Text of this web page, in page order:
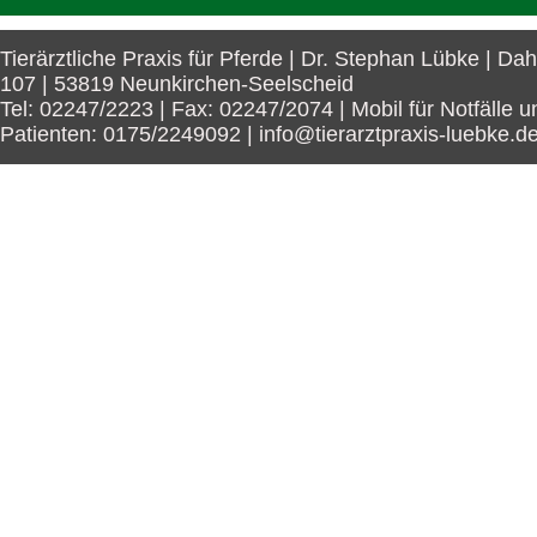
Tierärztliche Praxis für Pferde | Dr. Stephan Lübke |
107 | 53819 Neunkirchen-Seelscheid
Tel: 02247/2223 | Fax: 02247/2074 | Mobil für Notfälle
Patienten: 0175/2249092 | info@tierarztpraxis-